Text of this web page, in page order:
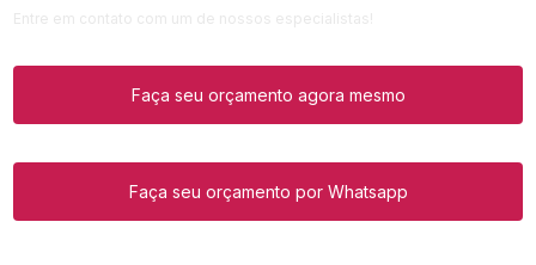
Faça seu orçamento agora mesmo
Faça seu orçamento por Whatsapp